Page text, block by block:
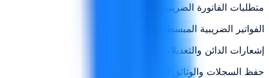
متطلبات الفاتورة الضريبية
الفواتير الضريبية المبسطة والكاملة
إشعارات الدائن والتعديلات
حفظ السجلات والوثائق الداعمة